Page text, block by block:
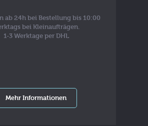
ab 24h bei Bestellung bis 10:00
bei Kleinaufträgen.
1-3 Werktage per DHL
Mehr Informationen